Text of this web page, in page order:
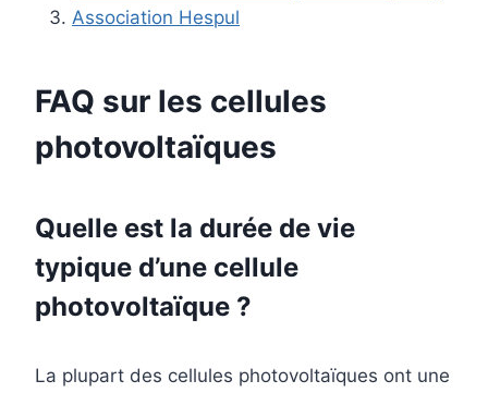
Association Hespul
FAQ sur les cellules
photovoltaïques
Quelle est la durée de vie
typique d’une cellule
photovoltaïque ?
La plupart des cellules photovoltaïques ont une